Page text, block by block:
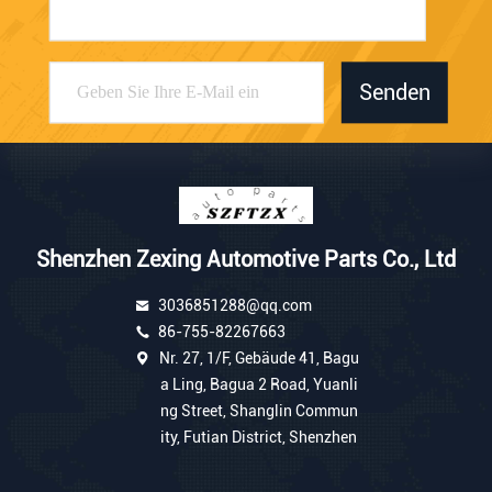
Senden
Shenzhen Zexing Automotive Parts Co., Ltd
3036851288@qq.com
86-755-82267663
Nr. 27, 1/F, Gebäude 41, Bagu
a Ling, Bagua 2 Road, Yuanli
ng Street, Shanglin Commun
ity, Futian District, Shenzhen